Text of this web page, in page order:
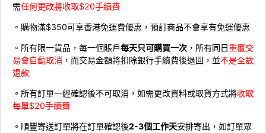
需任何更改將收取$20手續費
。購物滿$350可享香港免運費優惠，預訂商品不會享有免運優惠
。所有限一貨品，每一個賬戶每天只可購買一次 ，所有同日重覆交
易會自動取消 ，而交易金額將扣除銀行手續費後退回，並不是全數
退款
。所有訂單一經確認後不可取消，如需更改資料或取貨方式將收取
每單$20手續費
。順豐寄送訂單將在訂單確認後2-3個工作天安排寄出，如訂單眾